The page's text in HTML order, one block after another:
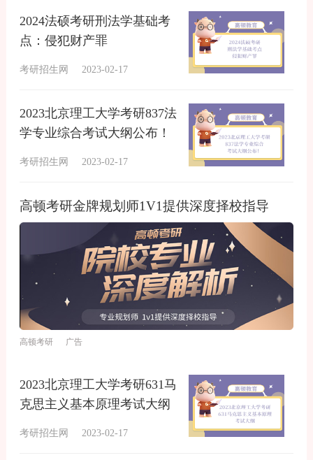
2024法硕考研刑法学基础考
点：侵犯财产罪
考研招生网 2023-02-17
2023北京理工大学考研837法
学专业综合考试大纲公布！
考研招生网 2023-02-17
高顿考研金牌规划师1V1提供深度择校指导
高顿考研 广告
2023北京理工大学考研631马
克思主义基本原理考试大纲
考研招生网 2023-02-17